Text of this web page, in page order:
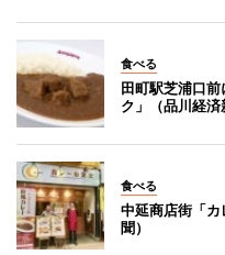
食べる
田町駅芝浦口
ク」（品川経済
食べる
中延商店街「
聞）